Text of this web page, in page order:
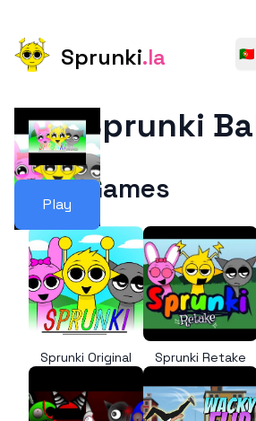
Sprunki.la
Play
Sprunki
More Games
Sprunki Original Sprunki Retake